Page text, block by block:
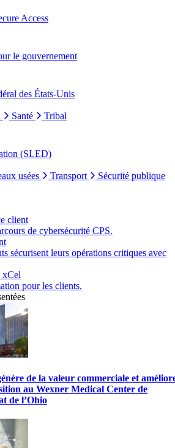
Access
le gouvernement
des États-Unis
Santé Tribal
(SLED)
usées Transport Sécurité publique
client
de cybersécurité CPS.
sécurisent leurs opérations critiques avec
xCel
pour les clients.
de la valeur commerciale et
au Wexner Medical Center de
de l’Ohio